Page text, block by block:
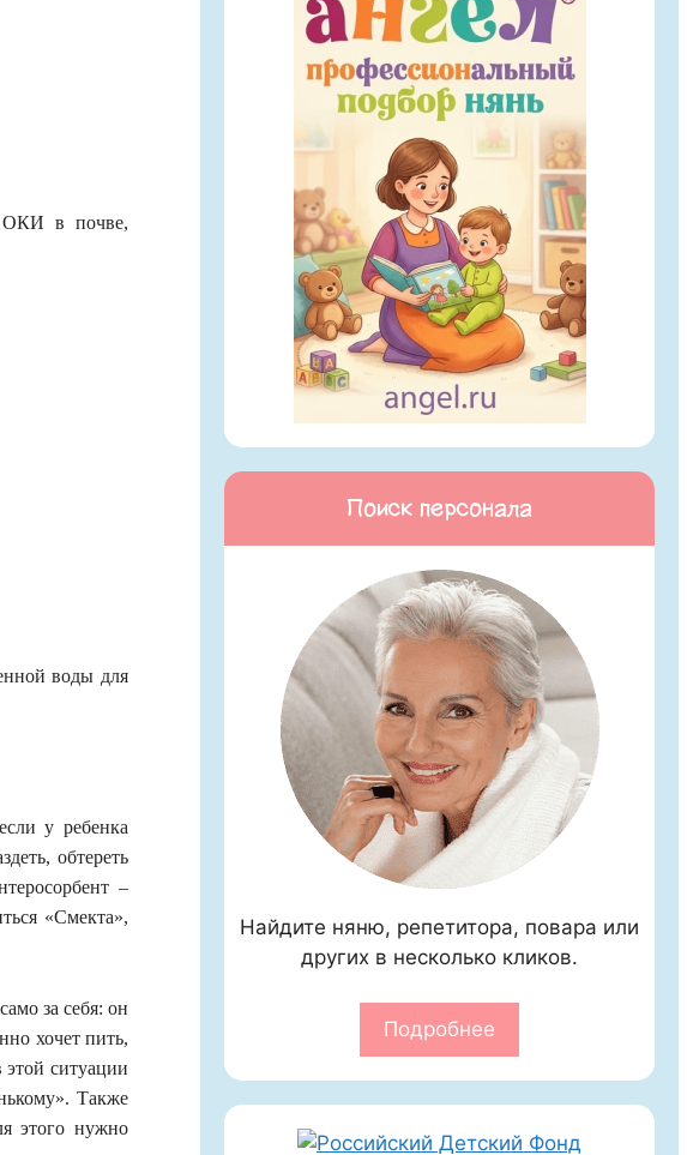
ОКИ в почве,
воды для
у ребенка
обтереть
–
«Смекта»,
за себя: он
хочет пить,
этой ситуации
Также
этого нужно
Поиск персонала
Найдите няню, репетитора, повара или
других в несколько кликов.
Подробнее